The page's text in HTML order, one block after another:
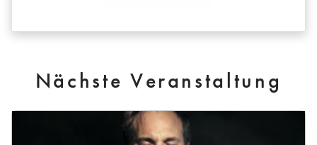
Nächste Veranstaltung